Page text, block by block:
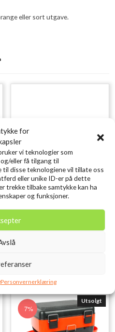
for
vi teknologier som
eller få tilgang til
disse teknologiene vil tillate oss
eller unike ID-er på dette
trekke tilbake samtykke kan ha
og funksjoner.
Personvernerklæring
eller sort utgave.
Ice Attack Tornado Pimpel
7%
Utsolgt